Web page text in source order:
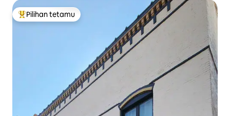
Pilihan utama tetamu
Pilihan tetamu